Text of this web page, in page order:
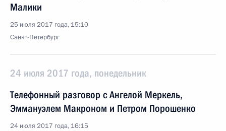
Малики
25 июля 2017 года, 15:10
Санкт-Петербург
24 июля 2017 года, понедельник
Телефонный разговор с Ангелой Меркель,
Эммануэлем Макроном и Петром Порошенко
24 июля 2017 года, 16:15